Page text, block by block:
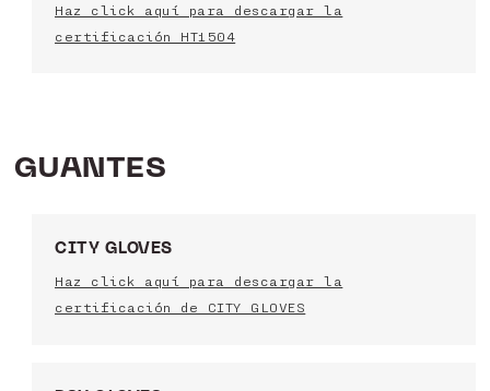
Haz click aquí para descargar la
certificación HT1504
GUANTES
CITY GLOVES
Haz click aquí para descargar la
certificación de CITY GLOVES